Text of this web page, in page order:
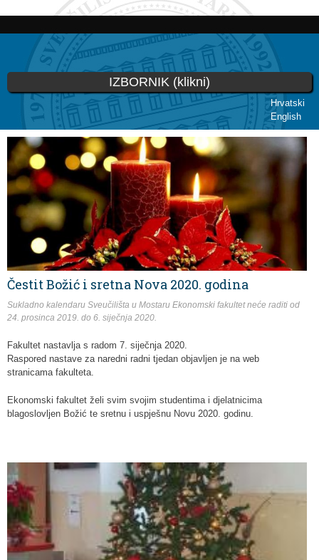
Skoči
glavni
sadržaj
Hrvatski
English
IZBORNIK (klikni)
Vi ste ovdje
Čestit Božić i sretna Nova 2020. godina
Sukladno kalendaru Sveučilišta u Mostaru Ekonomski fakultet neće raditi od
24. prosinca 2019. do 6. siječnja 2020.
Fakultet nastavlja s radom 7. siječnja 2020.
Raspored nastave za naredni radni tjedan objavljen je na web
stranicama fakulteta.
Ekonomski fakultet želi svim svojim studentima i djelatnicima
blagoslovljen Božić te sretnu i uspješnu Novu 2020. godinu.